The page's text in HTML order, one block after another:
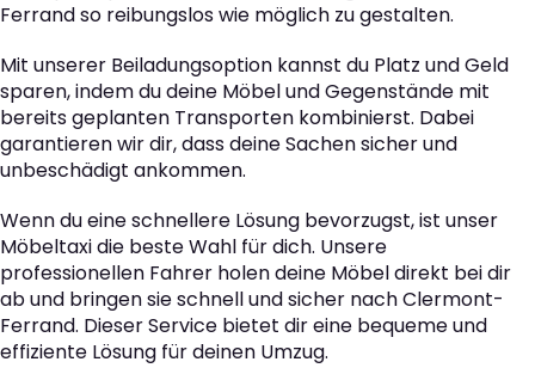
Ferrand so reibungslos wie möglich zu gestalten.
Mit unserer Beiladungsoption kannst du Platz und Geld
sparen, indem du deine Möbel und Gegenstände mit
bereits geplanten Transporten kombinierst. Dabei
garantieren wir dir, dass deine Sachen sicher und
unbeschädigt ankommen.
Wenn du eine schnellere Lösung bevorzugst, ist unser
Möbeltaxi die beste Wahl für dich. Unsere
professionellen Fahrer holen deine Möbel direkt bei dir
ab und bringen sie schnell und sicher nach Clermont-
Ferrand. Dieser Service bietet dir eine bequeme und
effiziente Lösung für deinen Umzug.